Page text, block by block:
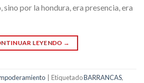
sino por la hondura, era presencia, era
LEYENDO →
EtiquetadoBARRANCAS,